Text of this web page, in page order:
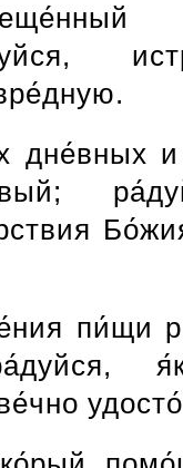
дне́вных
пи́щи